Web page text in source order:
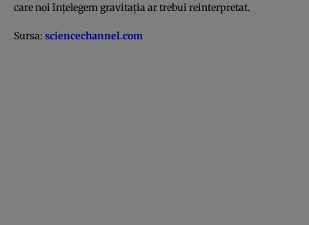
care noi înţelegem gravitaţia ar trebui reinterpretat.
Sursa: sciencechannel.com